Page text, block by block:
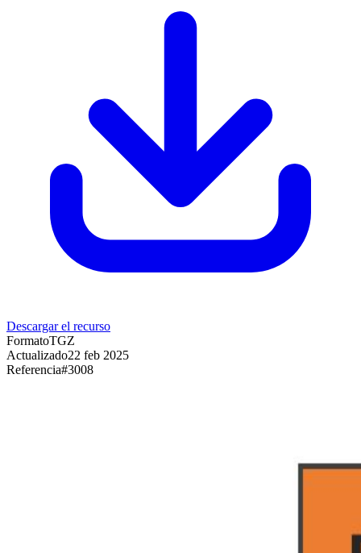
Descargar el recurso
FormatoTGZ
Actualizado22 feb 2025
Referencia#3008